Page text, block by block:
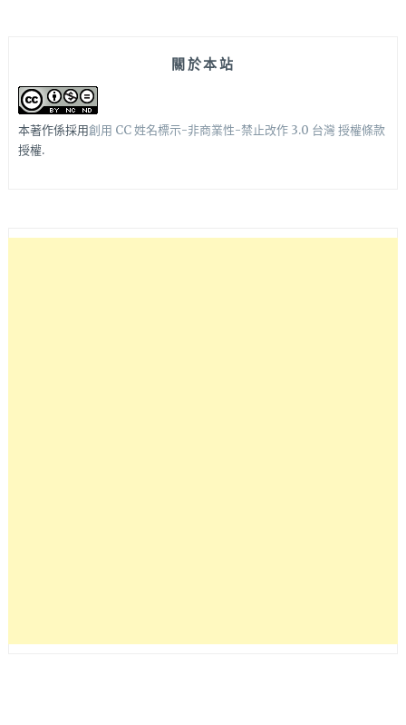
關於本站
本著作係採用創用 CC 姓名標示-非商業性-禁止改作 3.0 台灣 授權條款
授權.